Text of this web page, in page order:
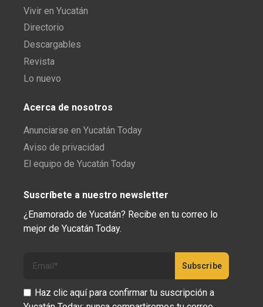
Vivir en Yucatán
Directorio
Descargables
Revista
Lo nuevo
Acerca de nosotros
Anunciarse en Yucatán Today
Aviso de privacidad
El equipo de Yucatán Today
Suscríbete a nuestro newsletter
¿Enamorado de Yucatán? Recibe en tu correo lo
mejor de Yucatán Today.
Haz clic aquí para confirmar tu suscripción a